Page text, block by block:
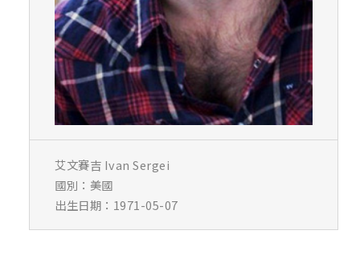
艾文賽吉 Ivan Sergei
國別：美國
出生日期：1971-05-07